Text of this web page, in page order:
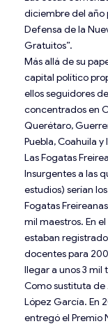
diciembre del año
Defensa de la
Gratuitos”.
Más allá de su
capital político
ellos seguidores
concentrados en
Querétaro,
Puebla, Coahuila
Las Fogatas
Insurgentes a las
estudios) serían
Fogatas
mil maestros. En
estaban
docentes para
llegar a unos 3
Como sustituta de
López García. En
entregó el Premio